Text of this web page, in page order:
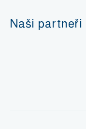
Naši partneři